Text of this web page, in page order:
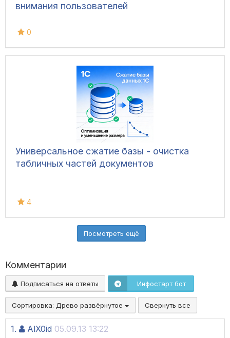
внимания пользователей
0
Универсальное сжатие базы - очистка
табличных частей документов
4
Посмотреть ещё
Комментарии
Подписаться на ответы Инфостарт бот
Сортировка: Древо развёрнутое Свернуть все
1. AlX0id 05.09.13 13:22